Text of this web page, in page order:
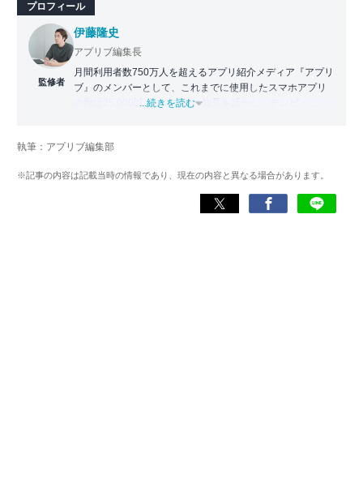
プロフィール
監修者
伊藤隆史
アプリブ編集長
月間利用者数750万人を超えるアプリ紹介メディア『アプリ
ブ』のメンバーとして、これまでに使用したスマホアプリ
の数は25,000以上。アプリの知見を活かし、テレビ・
化アプリの紹介）、TBS『サタプラ』（スマホライフが変
スマホアプリ）他
...続きを読む
執筆：アプリブ編集部
※記事の内容は記載当時の情報であり、現在の内容と異なる場合があります。